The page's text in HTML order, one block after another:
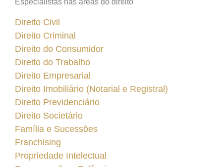
Especialistas nas áreas do direito
Direito Civil
Direito Criminal
Direito do Consumidor
Direito do Trabalho
Direito Empresarial
Direito Imobiliário (Notarial e Registral)
Direito Previdenciário
Direito Societário
Família e Sucessões
Franchising
Propriedade Intelectual